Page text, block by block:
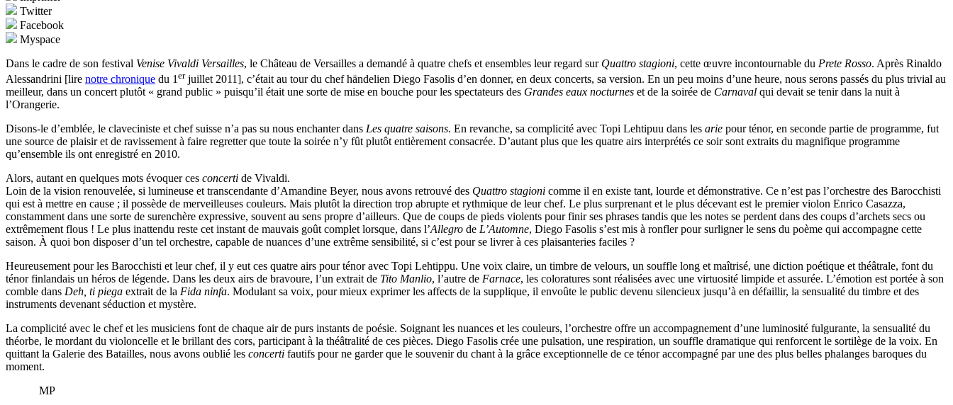
Twitter
Facebook
Myspace
Dans le cadre de son festival Venise Vivaldi Versailles, le Château de Versailles a demandé à quatre chefs et ensembles leur regard sur Quattro stagioni, cette œuvre incontournable du Prete Rosso. Après Rinaldo
Alessandrini [lire notre chronique du 1 erjuillet 2011], c’était au tour du chef händelien Diego Fasolis d’en donner, en deux concerts, sa version. En un peu moins d’une heure, nous serons passés du plus trivial au
meilleur, dans un concert plutôt « grand public » puisqu’il était une sorte de mise en bouche pour les spectateurs des Grandes eaux nocturnes et de la soirée de Carnaval qui devait se tenir dans la nuit à
l’Orangerie.
Disons-le d’emblée, le claveciniste et chef suisse n’a pas su nous enchanter dans Les quatre saisons. En revanche, sa complicité avec Topi Lehtipuu dans les arie pour ténor, en seconde partie de programme, fut
une source de plaisir et de ravissement à faire regretter que toute la soirée n’y fût plutôt entièrement consacrée. D’autant plus que les quatre airs interprétés ce soir sont extraits du magnifique programme
qu’ensemble ils ont enregistré en 2010.
Alors, autant en quelques mots évoquer ces concerti de Vivaldi.
Loin de la vision renouvelée, si lumineuse et transcendante d’Amandine Beyer, nous avons retrouvé des Quattro stagioni comme il en existe tant, lourde et démonstrative. Ce n’est pas l’orchestre des Barocchisti
qui est à mettre en cause ; il possède de merveilleuses couleurs. Mais plutôt la direction trop abrupte et rythmique de leur chef. Le plus surprenant et le plus décevant est le premier violon Enrico Casazza,
constamment dans une sorte de surenchère expressive, souvent au sens propre d’ailleurs. Que de coups de pieds violents pour finir ses phrases tandis que les notes se perdent dans des coups d’archets secs ou
extrêmement flous ! Le plus inattendu reste cet instant de mauvais goût complet lorsque, dans l’Allegro de L’Automne, Diego Fasolis s’est mis à ronfler pour surligner le sens du poème qui accompagne cette
saison. À quoi bon disposer d’un tel orchestre, capable de nuances d’une extrême sensibilité, si c’est pour se livrer à ces plaisanteries faciles ?
Heureusement pour les Barocchisti et leur chef, il y eut ces quatre airs pour ténor avec Topi Lehtippu. Une voix claire, un timbre de velours, un souffle long et maîtrisé, une diction poétique et théâtrale, font du
ténor finlandais un héros de légende. Dans les deux airs de bravoure, l’un extrait de Tito Manlio, l’autre de Farnace, les coloratures sont réalisées avec une virtuosité limpide et assurée. L’émotion est portée à son
comble dans Deh, ti piega extrait de la Fida ninfa. Modulant sa voix, pour mieux exprimer les affects de la supplique, il envoûte le public devenu silencieux jusqu’à en défaillir, la sensualité du timbre et des
instruments devenant séduction et mystère.
La complicité avec le chef et les musiciens font de chaque air de purs instants de poésie. Soignant les nuances et les couleurs, l’orchestre offre un accompagnement d’une luminosité fulgurante, la sensualité du
théorbe, le mordant du violoncelle et le brillant des cors, participant à la théâtralité de ces pièces. Diego Fasolis crée une pulsation, une respiration, un souffle dramatique qui renforcent le sortilège de la voix. En
quittant la Galerie des Batailles, nous avons oublié les concerti fautifs pour ne garder que le souvenir du chant à la grâce exceptionnelle de ce ténor accompagné par une des plus belles phalanges baroques du
moment.
MP